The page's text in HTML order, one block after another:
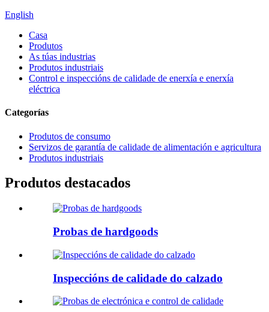
English
Casa
Produtos
As túas industrias
Produtos industriais
Control e inspeccións de calidade de enerxía e enerxía
eléctrica
Categorías
Produtos de consumo
Servizos de garantía de calidade de alimentación e agricultura
Produtos industriais
Produtos destacados
Probas de hardgoods
Inspeccións de calidade do calzado